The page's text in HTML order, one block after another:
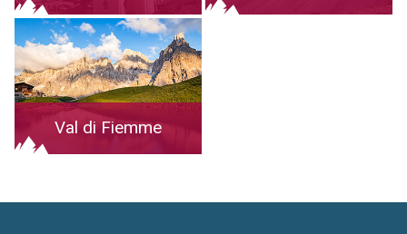
Val di Fiemme